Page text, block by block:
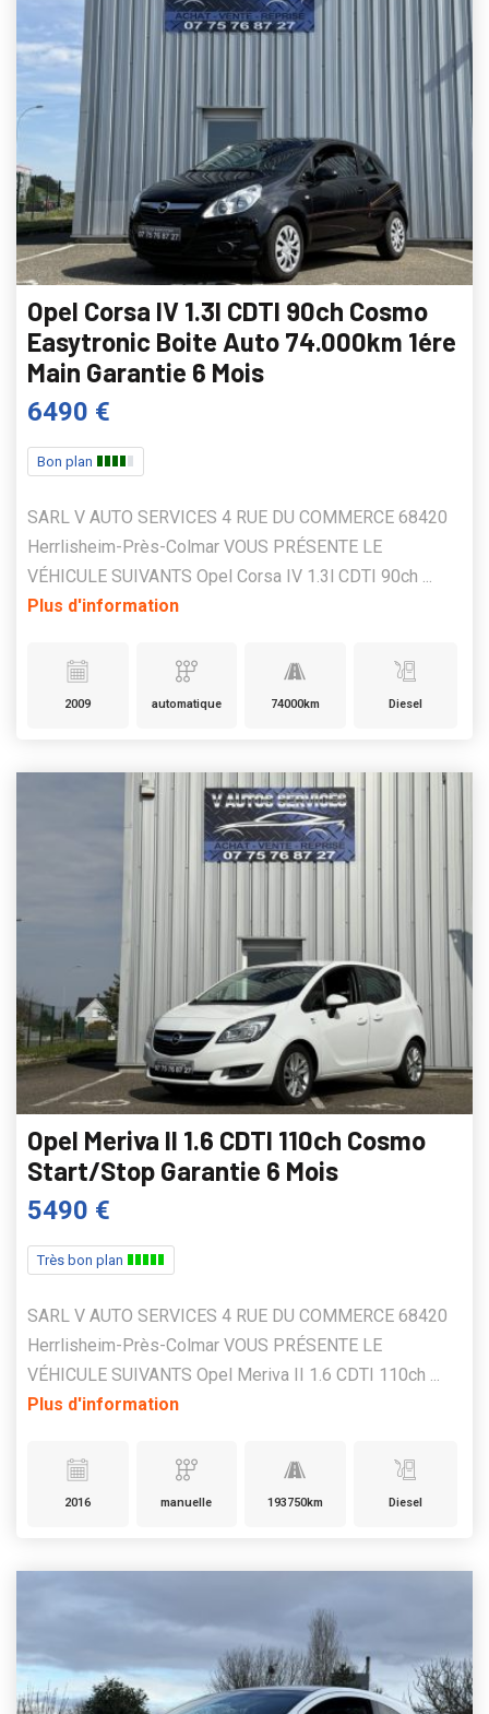
Opel Corsa IV 1.3l CDTI 90ch Cosmo
Easytronic Boite Auto 74.000km 1ére
Main Garantie 6 Mois
6490 €
Bon plan
SARL V AUTO SERVICES 4 RUE DU COMMERCE 68420
Herrlisheim-Près-Colmar VOUS PRÉSENTE LE
VÉHICULE SUIVANTS Opel Corsa IV 1.3l CDTI 90ch ...
Plus d'information
2009 automatique 74000km Diesel
Opel Meriva II 1.6 CDTI 110ch Cosmo
Start/Stop Garantie 6 Mois
5490 €
Très bon plan
SARL V AUTO SERVICES 4 RUE DU COMMERCE 68420
Herrlisheim-Près-Colmar VOUS PRÉSENTE LE
VÉHICULE SUIVANTS Opel Meriva II 1.6 CDTI 110ch ...
Plus d'information
2016 manuelle 193750km Diesel